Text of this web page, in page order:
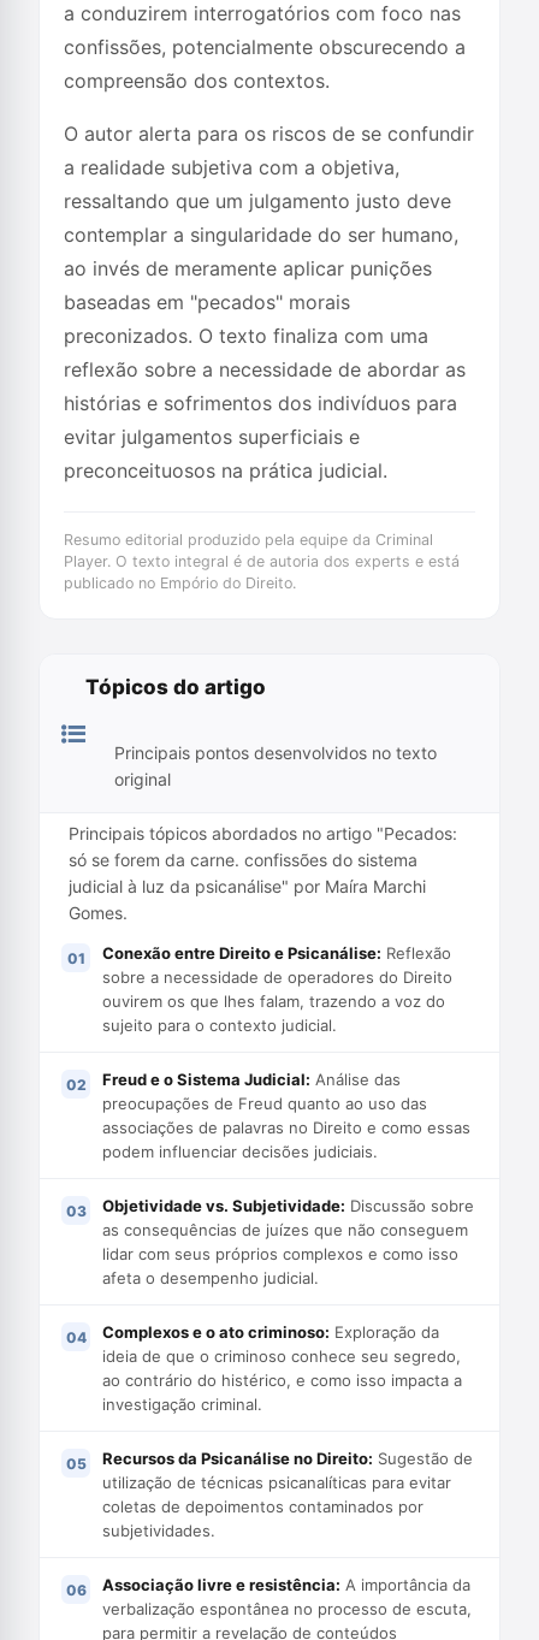
a conduzirem interrogatórios com foco nas
confissões, potencialmente obscurecendo a
compreensão dos contextos.
O autor alerta para os riscos de se confundir
a realidade subjetiva com a objetiva,
ressaltando que um julgamento justo deve
contemplar a singularidade do ser humano,
ao invés de meramente aplicar punições
baseadas em "pecados" morais
preconizados. O texto finaliza com uma
reflexão sobre a necessidade de abordar as
histórias e sofrimentos dos indivíduos para
evitar julgamentos superficiais e
preconceituosos na prática judicial.
Resumo editorial produzido pela equipe da Criminal
Player. O texto integral é de autoria dos experts e está
publicado no Empório do Direito.
Tópicos do artigo
Principais pontos desenvolvidos no texto
original
Principais tópicos abordados no artigo "Pecados:
só se forem da carne. confissões do sistema
judicial à luz da psicanálise" por Maíra Marchi
Gomes.
Conexão entre Direito e Psicanálise: Reflexão
sobre a necessidade de operadores do Direito
ouvirem os que lhes falam, trazendo a voz do
sujeito para o contexto judicial.
Freud e o Sistema Judicial: Análise das
preocupações de Freud quanto ao uso das
associações de palavras no Direito e como essas
podem influenciar decisões judiciais.
Objetividade vs. Subjetividade: Discussão sobre
as consequências de juízes que não conseguem
lidar com seus próprios complexos e como isso
afeta o desempenho judicial.
Complexos e o ato criminoso: Exploração da
ideia de que o criminoso conhece seu segredo,
ao contrário do histérico, e como isso impacta a
investigação criminal.
Recursos da Psicanálise no Direito: Sugestão de
utilização de técnicas psicanalíticas para evitar
coletas de depoimentos contaminados por
subjetividades.
Associação livre e resistência: A importância da
verbalização espontânea no processo de escuta,
para permitir a revelação de conteúdos